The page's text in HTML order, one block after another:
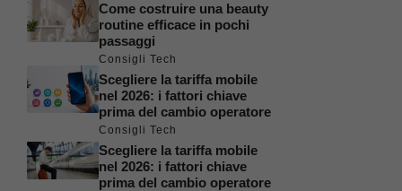
Come costruire una beauty
routine efficace in pochi
passaggi
Consigli Tech
Scegliere la tariffa mobile
nel 2026: i fattori chiave
prima del cambio operatore
Consigli Tech
Scegliere la tariffa mobile
nel 2026: i fattori chiave
prima del cambio operatore